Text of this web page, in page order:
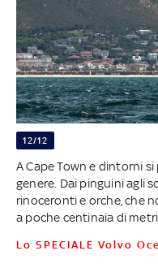
12/12
A Cape Town e dintorni
genere. Dai pinguini agli
rinoceronti e orche, che
a poche centinaia di
Lo SPECIALE Volvo